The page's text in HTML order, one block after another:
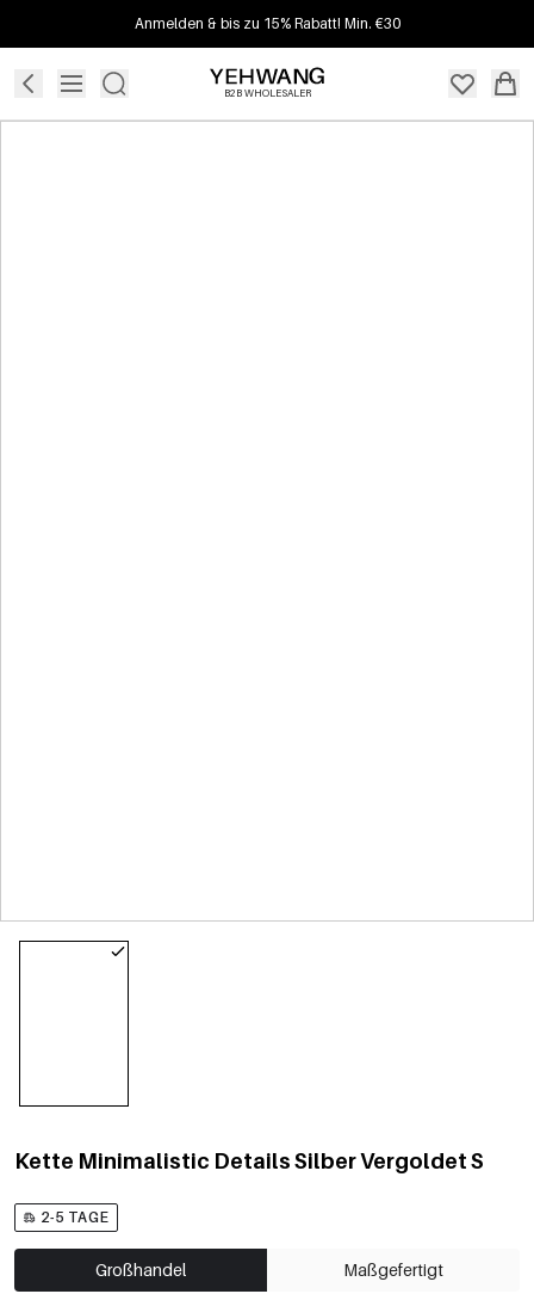
Anmelden & bis zu 15% Rabatt! Min. €30
B2B WHOLESALER
Kette Minimalistic Details Silber Vergoldet S
2-5 TAGE
Großhandel Maßgefertigt